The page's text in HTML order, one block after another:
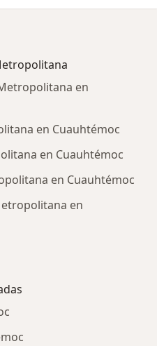
en
en Cuauhtémoc
en Cuauhtémoc
en Cuauhtémoc
en